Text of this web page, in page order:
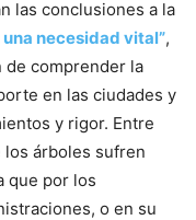
las conclusiones a la
necesidad vital”,
de comprender la
en las ciudades y
y rigor. Entre
los árboles sufren
que por los
o en su